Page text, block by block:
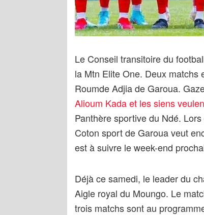
Le Conseil transitoire du
la Mtn Elite One. Deux matchs
Roumde Adjia de Garoua.
Alioum Kada et les siens
Panthère sportive du Ndé.
Coton sport de Garoua veut
est à suivre le week-end
Déjà ce samedi, le leader du
Aigle royal du Moungo. Le
trois matchs sont au